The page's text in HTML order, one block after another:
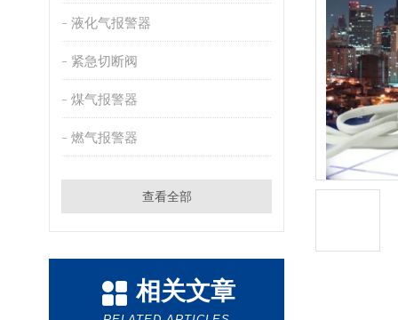
液化气报警器
紧急切断阀
煤气报警器
燃气报警器
查看全部
相关文章